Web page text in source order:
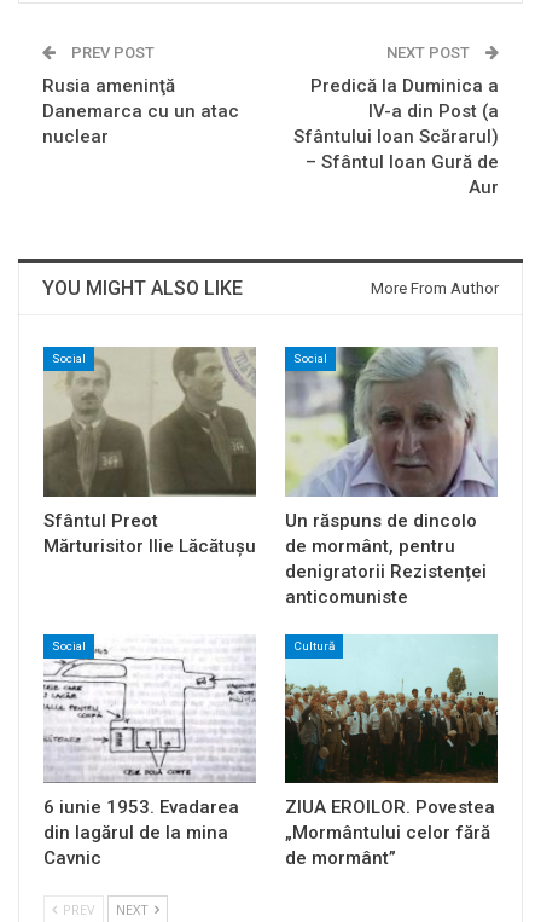
PREV POST
Rusia ameninţă
Danemarca cu un atac
nuclear
NEXT POST
Predică la Duminica a
IV-a din Post (a
Sfântului Ioan Scărarul)
– Sfântul Ioan Gură de
Aur
YOU MIGHT ALSO LIKE More From Author
Social
Sfântul Preot
Mărturisitor Ilie Lăcătușu
Social
Un răspuns de dincolo
de mormânt, pentru
denigratorii Rezistenței
anticomuniste
Social
6 iunie 1953. Evadarea
din lagărul de la mina
Cavnic
Cultură
ZIUA EROILOR. Povestea
„Mormântului celor fără
de mormânt”
PREV NEXT